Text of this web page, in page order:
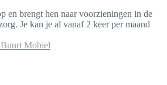
en brengt hen naar voorzieningen in de
Je kan je al vanaf 2 keer per maand
Mobiel